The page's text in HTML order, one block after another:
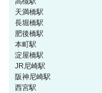
天満橋駅
長堀橋駅
肥後橋駅
本町駅
淀屋橋駅
JR尼崎駅
阪神尼崎駅
西宮駅